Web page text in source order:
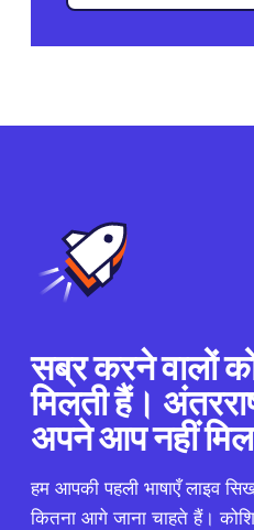
सब्र करने वालों
मिलती हैं।
अपने आप नहीं
हम आपकी पहली भाषाएँ लाइव
कितना आगे जाना चाहते हैं।